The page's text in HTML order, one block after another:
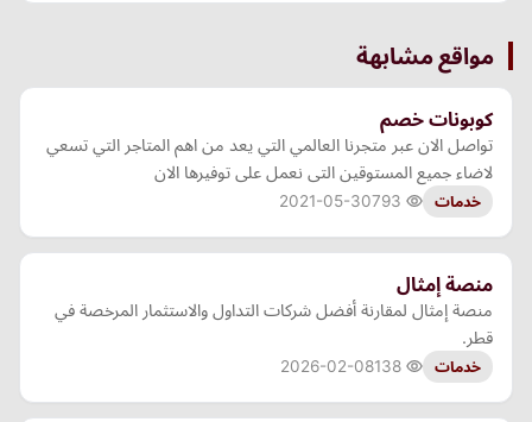
مواقع مشابهة
كوبونات خصم
تواصل الان عبر متجرنا العالمي التي يعد من اهم المتاجر التي تسعي
لاضاء جميع المستوقين التى نعمل على توفيرها الان
خدمات 2021-05-30
منصة إمثال
منصة إمثال لمقارنة أفضل شركات التداول والاستثمار المرخصة في
قطر.
خدمات 2026-02-08